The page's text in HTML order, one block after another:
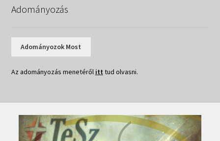
Adományozás
Adományozok Most
Az adományozás menetéről itt tud olvasni.